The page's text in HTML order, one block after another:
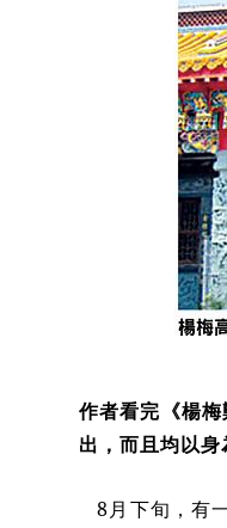
作者看完《楊
出，而且均以身
8月下旬，有